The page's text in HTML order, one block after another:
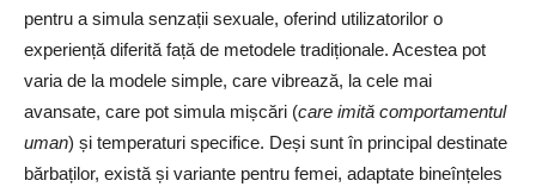
pentru a simula senzații sexuale, oferind utilizatorilor o
experiență diferită față de metodele tradiționale. Acestea pot
varia de la modele simple, care vibrează, la cele mai
avansate, care pot simula mișcări (care imită comportamentul
uman) și temperaturi specifice. Deși sunt în principal destinate
bărbaților, există și variante pentru femei, adaptate bineînțeles